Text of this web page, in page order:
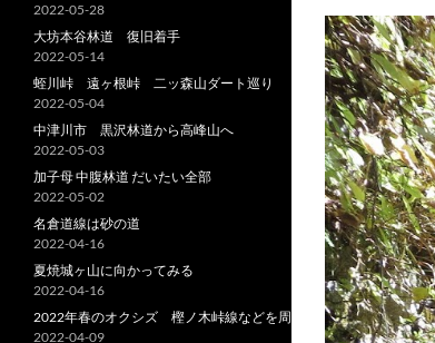
2022-05-28
大坊本谷林道 復旧着手
2022-05-14
蛭川峠 遠ヶ根峠 二ッ森山ダート巡り
2022-05-04
中津川市 黒沢林道から高峰山へ
2022-05-03
加子母 中腹林道 だいたい全部
2022-05-02
名倉道線は砂の道
2022-04-16
夏焼城ヶ山に向かってみる
2022-04-16
2022年春のオクシズ 樫ノ木峠線などを周る
2022-04-09